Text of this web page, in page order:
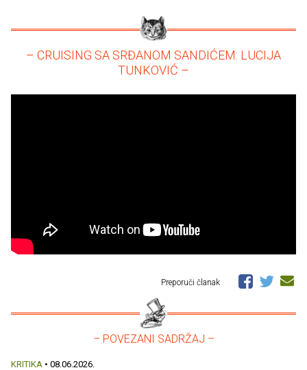
– CRUISING SA SRĐANOM SANDIĆEM: LUCIJA
TUNKOVIĆ –
Preporuči članak
– POVEZANI SADRŽAJ –
KRITIKA • 08.06.2026.